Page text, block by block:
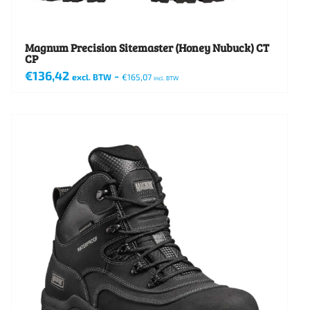
Magnum Precision Sitemaster (Honey Nubuck) CT
CP
€136,42 excl. BTW - €165,07 incl. BTW
gekozen
worden